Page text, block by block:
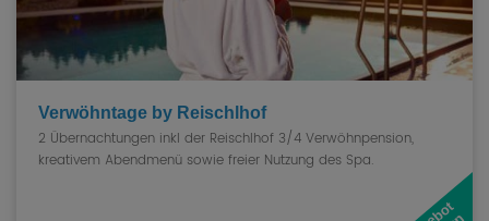
Verwöhntage by Reischlhof
2 Übernachtungen inkl der Reischlhof 3/4 Verwöhnpension,
kreativem Abendmenü sowie freier Nutzung des Spa.